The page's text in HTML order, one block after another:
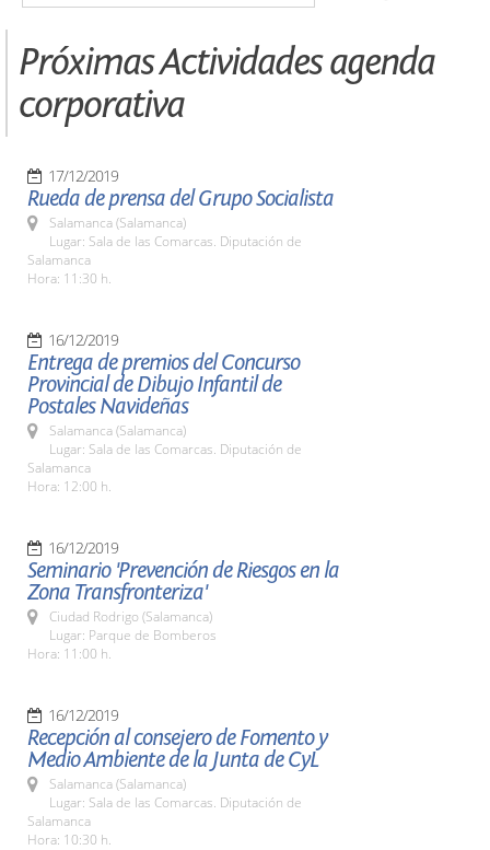
Próximas Actividades agenda
corporativa
17/12/2019
Rueda de prensa del Grupo Socialista
Salamanca (Salamanca)
Lugar: Sala de las Comarcas. Diputación de
Salamanca
Hora: 11:30 h.
16/12/2019
Entrega de premios del Concurso
Provincial de Dibujo Infantil de
Postales Navideñas
Salamanca (Salamanca)
Lugar: Sala de las Comarcas. Diputación de
Salamanca
Hora: 12:00 h.
16/12/2019
Seminario 'Prevención de Riesgos en la
Zona Transfronteriza'
Ciudad Rodrigo (Salamanca)
Lugar: Parque de Bomberos
Hora: 11:00 h.
16/12/2019
Recepción al consejero de Fomento y
Medio Ambiente de la Junta de CyL
Salamanca (Salamanca)
Lugar: Sala de las Comarcas. Diputación de
Salamanca
Hora: 10:30 h.